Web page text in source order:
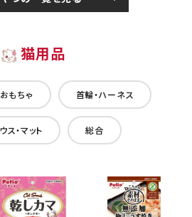
猫用品
おもちゃ 首輪・ハーネス
ス・マット 総合